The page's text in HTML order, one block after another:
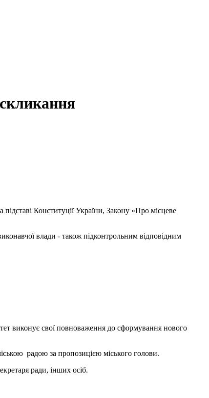
Конституції України, Закону «Про місцеве
влади - також підконтрольним відповідним
виконує свої повноваження до сформування нового
радою за пропозицією міського голови.
ради, інших осіб.